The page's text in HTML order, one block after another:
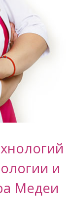
и
Медеи